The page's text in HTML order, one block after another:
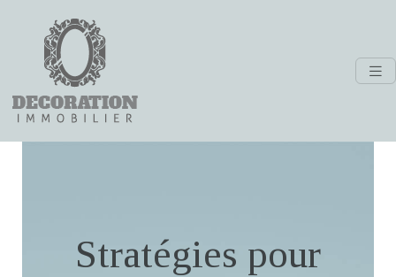
Stratégies pour